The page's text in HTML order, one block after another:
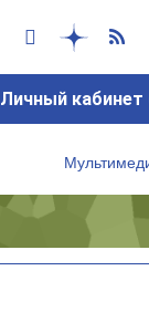
Личный кабинет